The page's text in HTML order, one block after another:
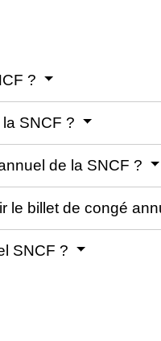
?
SNCF ?
de la SNCF ?
le billet de congé
SNCF ?